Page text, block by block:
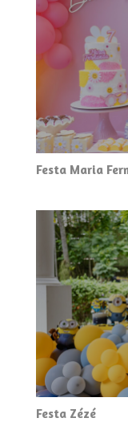
Festa Maria
Festa Zézé